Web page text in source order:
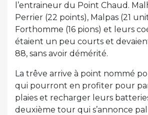
l’entraineur du Point Chaud.
Perrier (22 points), Malpas (21
Forthomme (16 pions) et leurs
étaient un peu courts et
88, sans avoir démérité.
La trêve arrive à point nommé
qui pourront en profiter pour
plaies et recharger leurs
deuxième tour qui s’annonce